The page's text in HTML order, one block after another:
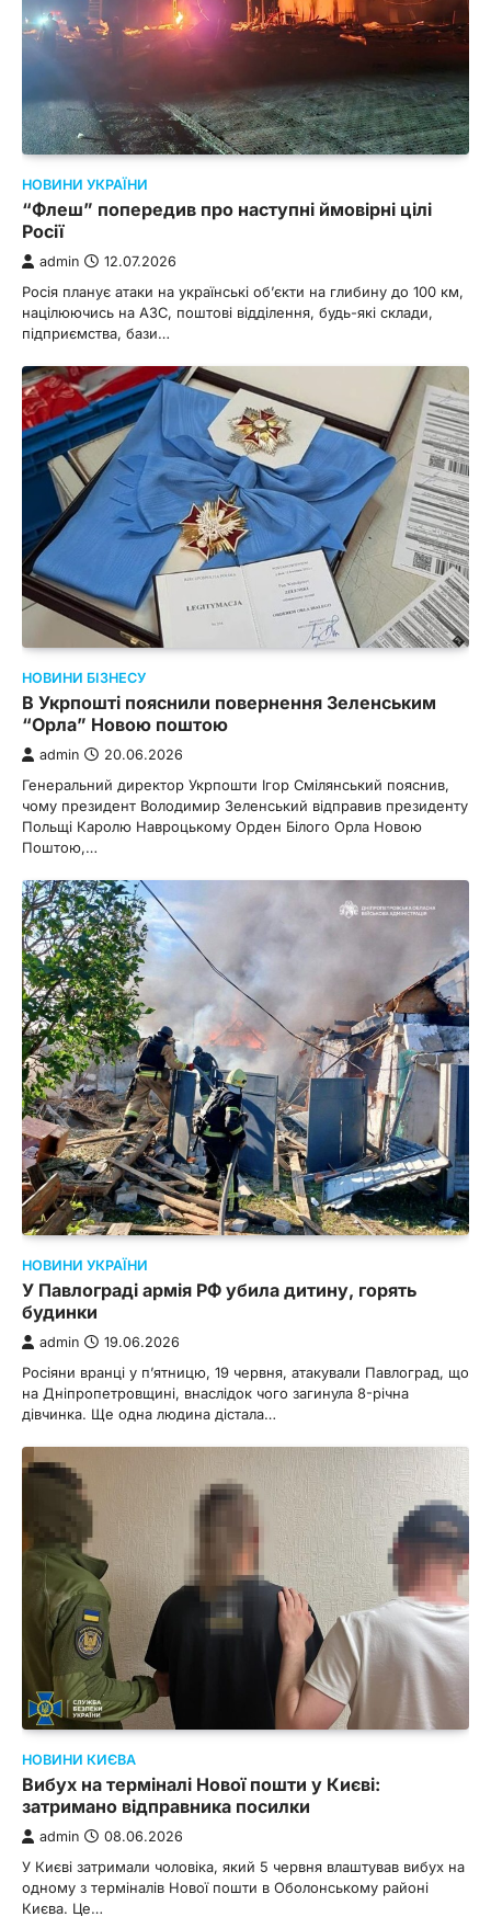
НОВИНИ УКРАЇНИ
“Флеш” попередив про наступні ймовірні цілі
Росії
admin 12.07.2026
Росія планує атаки на українські об’єкти на глибину до 100 км,
націлюючись на АЗС, поштові відділення, будь-які склади,
підприємства, бази…
НОВИНИ БІЗНЕСУ
В Укрпошті пояснили повернення Зеленським
“Орла” Новою поштою
admin 20.06.2026
Генеральний директор Укрпошти Ігор Смілянський пояснив,
чому президент Володимир Зеленський відправив президенту
Польщі Каролю Навроцькому Орден Білого Орла Новою
Поштою,…
НОВИНИ УКРАЇНИ
У Павлограді армія РФ убила дитину, горять
будинки
admin 19.06.2026
Росіяни вранці у п’ятницю, 19 червня, атакували Павлоград, що
на Дніпропетровщині, внаслідок чого загинула 8-річна
дівчинка. Ще одна людина дістала…
НОВИНИ КИЄВА
Вибух на терміналі Нової пошти у Києві:
затримано відправника посилки
admin 08.06.2026
У Києві затримали чоловіка, який 5 червня влаштував вибух на
одному з терміналів Нової пошти в Оболонському районі
Києва. Це…